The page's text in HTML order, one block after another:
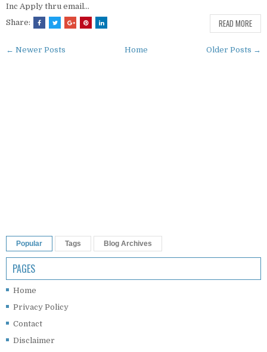
Inc Apply thru email...
Share:
READ MORE
← Newer Posts Older Posts →
Home
Popular Tags Blog Archives
PAGES
Home
Privacy Policy
Contact
Disclaimer